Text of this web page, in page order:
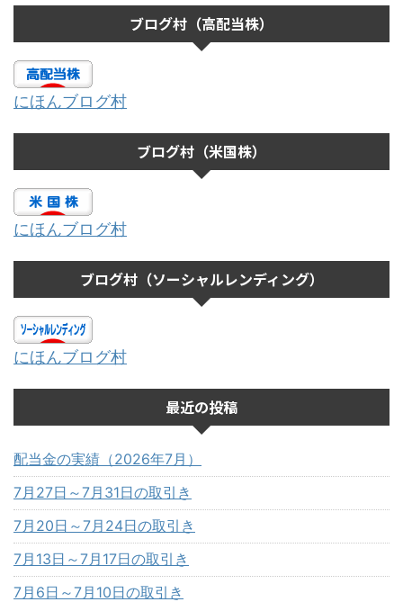
ブログ村（高配当株）
にほんブログ村
ブログ村（米国株）
にほんブログ村
ブログ村（ソーシャルレンディング）
にほんブログ村
最近の投稿
配当金の実績（2026年7月）
7月27日～7月31日の取引き
7月20日～7月24日の取引き
7月13日～7月17日の取引き
7月6日～7月10日の取引き